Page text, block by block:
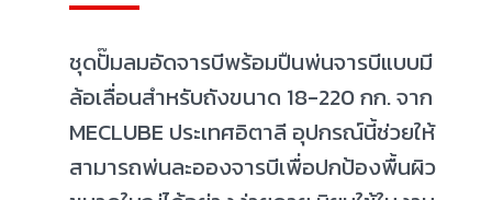
ชุดปั๊มลมอัดจารบีพร้อมปืนพ่นจารบีแบบมี
ล้อเลื่อนสำหรับถังขนาด 18-220 กก. จาก
MECLUBE ประเทศอิตาลี อุปกรณ์นี้ช่วยให้
สามารถพ่นละอองจารบีเพื่อปกป้องพื้นผิว